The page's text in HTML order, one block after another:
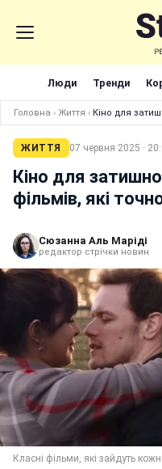
Люди Тренди
Головна › Життя › Кіно для
ЖИТТЯ 07 червня 2025 ·
Кіно для
фільмів, які
Сюзанна Аль Маріді
редактор стрічки новин
Класні фільми, які зайдуть